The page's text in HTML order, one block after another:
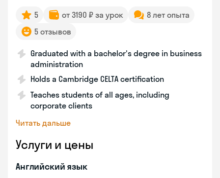
5 от 3190 ₽ за урок
8 лет опыта
5 отзывов
Graduated with a bachelor's degree in business
administration
Holds a Cambridge CELTA certification
Teaches students of all ages, including
corporate clients
Читать дальше
Услуги и цены
Английский язык